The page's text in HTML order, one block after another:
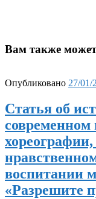
Вам также
Опубликовано 27/01/
Статья об
современном
хореографии,
воспитании
«Разрешите